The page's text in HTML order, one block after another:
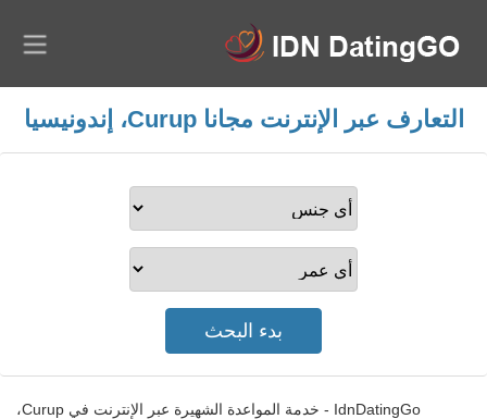
التعارف عبر الإنترنت مجانا Curup، إندونيسيا
IdnDatingGo - خدمة المواعدة الشهيرة عبر الإنترنت في Curup،